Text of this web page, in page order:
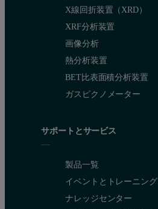
X線回折装置（XRD）
XRF分析装置
画像分析
熱分析装置
BET比表面積分析装置
ガスピクノメーター
サポートとサービス
製品一覧
イベントとトレーニング
ナレッジセンター